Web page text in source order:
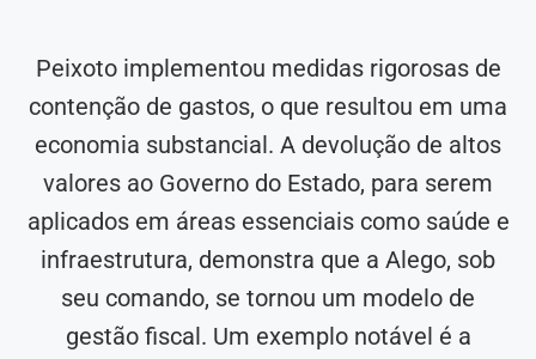
Peixoto implementou medidas rigorosas de
contenção de gastos, o que resultou em uma
economia substancial. A devolução de altos
valores ao Governo do Estado, para serem
aplicados em áreas essenciais como saúde e
infraestrutura, demonstra que a Alego, sob
seu comando, se tornou um modelo de
gestão fiscal. Um exemplo notável é a